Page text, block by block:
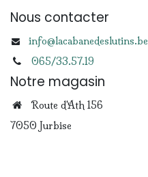
Nous contacter
info@lacabanedeslutins.be
065/33.57.19
Notre magasin
Route d'Ath 156
7050 Jurbise